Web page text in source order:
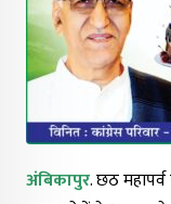
अंबिकापुर. छठ